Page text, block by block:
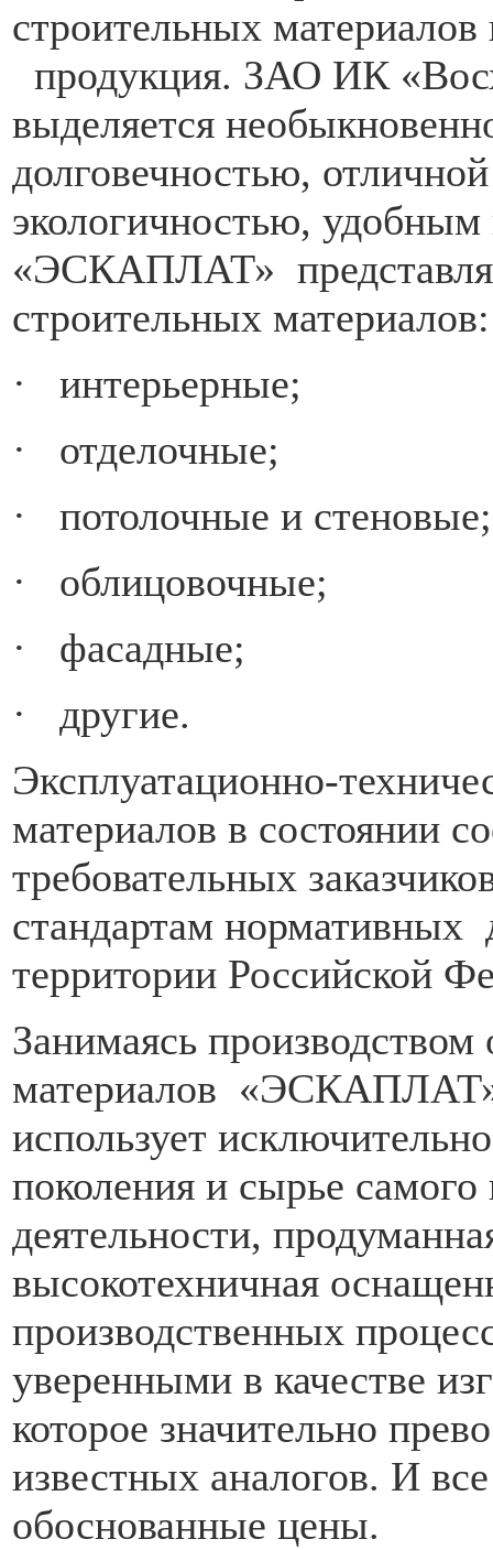
строительных
продукция. ЗАО ИК
выделяется
долговечностью,
экологичностью,
«ЭСКАПЛАТ»
строительных материалов:
· интерьерные;
· отделочные;
· потолочные и стеновые;
· облицовочные;
· фасадные;
· другие.
Эксплуатационно-
материалов в состоянии
требовательных
стандартам
территории Российской
Занимаясь
материалов
использует
поколения и сырье самого
деятельности,
высокотехничная
производственных
уверенными в качестве
которое значительно
известных аналогов. И
обоснованные цены.